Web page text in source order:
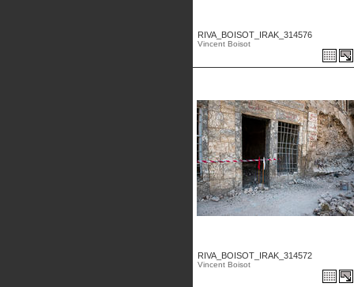
RIVA_BOISOT_IRAK_314576
Vincent Boisot
RIVA_BOISOT_IRAK_314572
Vincent Boisot